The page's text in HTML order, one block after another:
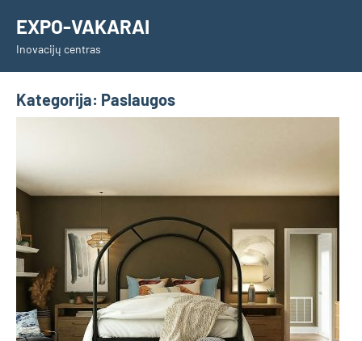
content
EXPO-VAKARAI
Inovacijų centras
Kategorija: Paslaugos